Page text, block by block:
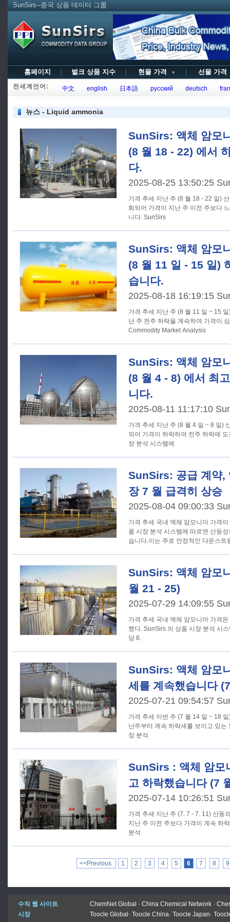
SunSirs--중국 상품 데이터 그룹
홈페이지 벌크 상품 지수 현물 가격 ▼ 선물 가
전세계언어: 中文 english 日本語 русский deutsch
뉴스 - Liquid ammonia
SunSirs: 액체 암모
(8 월 18 - 22) 에서
다.
2025-08-25 13:50:25
가격 추세 지난 주 (8 월 18 - 22 일) 산둥성의 액체 암모니아 시장은 둔
화되어 가격이 지난 주 이전 주보다
니다. SunSirs
SunSirs: 액체 암모
(8 월 11 일 - 15 일)
습니다.
2025-08-18 16:19:15
가격 추세 지난 주 (8 월 11 일 ~ 15 일) 산둥성 액체암모니아 시장은 지
난 주 전주 하락을 계속하여 가격이
Commodity Market Analysis
SunSirs: 액체 암모
(8 월 4 - 8) 에서 최
니다.
2025-08-11 11:17:10
가격 추세 지난 주 (8 월 4 일 ~ 8 일) 산둥성 액체암모니아 시장은 침체
되어 가격이 하락하여 전주 하락에
장 분석 시스템에
SunSirs: 공급 계약,
장 7 월 급격히 상승
2025-08-04 09:00:33
가격 추세 국내 액체 암모니아 가격이 7 월에 급등했다. SunSirs 의 상
품 시장 분석 시스템에 따르면 산둥
습니다.이는 주로 안정적인 다운스트
SunSirs: 액체 암모
월 21 - 25)
2025-07-29 14:09:55
가격 추세 국내 액체 암모니아 가격은 지난주 (7 월 21 일 - 25 일) 상승
했다. SunSirs 의 상품 시장 분석 시
당 8.
SunSirs: 액체 암모
세를 계속했습니다
2025-07-21 09:54:57
가격 추세 이번 주 (7 월 14 일 ~ 18 일) 산동의 액체암모니아 시장은 지
난주부터 계속 하락세를 보이고 있
장 분석
SunSirs : 액체 암모
고 하락했습니다 (7
2025-07-14 10:26:51
가격 추세 지난 주 (7. 7 - 7. 11) 산동의 액체 암모니아 시장은 침체되어
지난 주 이전 주보다 가격이 계속 하
분석
<<Previous 1 2 3 4 5 6 7 8 9
수직 웹 사이트 ChemNet Global - China Chemical Network -
시장
Toocle Global - Toocle China- Toocle Japan-